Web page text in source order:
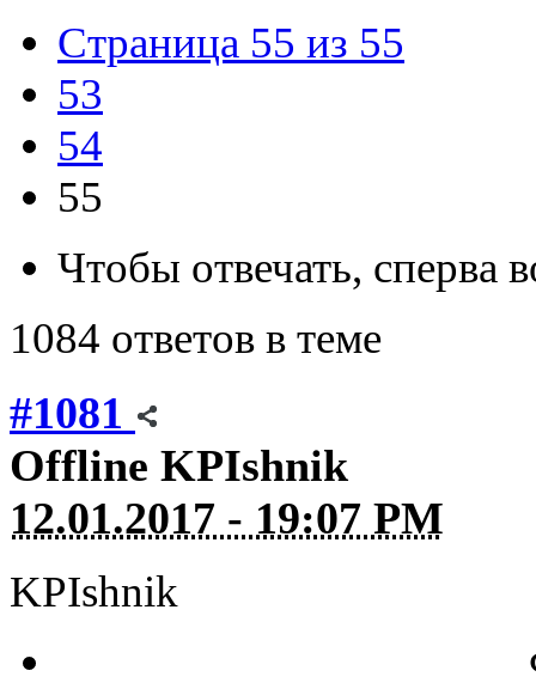
Страница 55 из 55
53
54
55
Чтобы отвечать, сперва
1084 ответов в теме
#1081
Offline KPIshnik
12.01.2017 - 19:07 PM
KPIshnik